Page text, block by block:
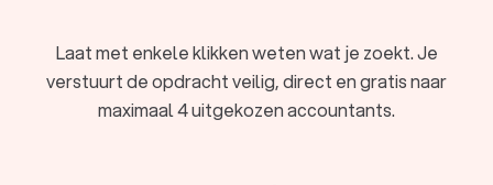
zich bezig met de interne boekhouding en controle.
Forensisch accountant: Gespecialiseerd in het
onderzoeken van fraude en financiële misdrijven.
Laat met enkele klikken weten wat je zoekt. Je
verstuurt de opdracht veilig, direct en gratis naar
maximaal 4 uitgekozen accountants.